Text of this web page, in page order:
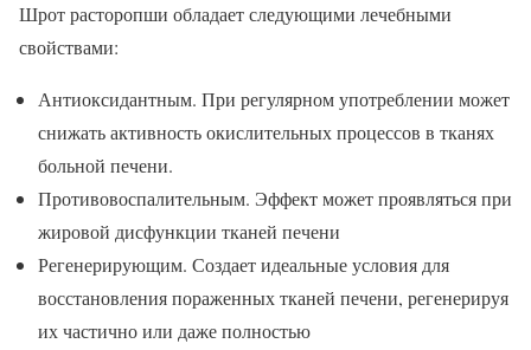
Шрот расторопши обладает следующими лечебными
свойствами:
Антиоксидантным. При регулярном употреблении может
снижать активность окислительных процессов в тканях
больной печени.
Противовоспалительным. Эффект может проявляться при
жировой дисфункции тканей печени
Регенерирующим. Создает идеальные условия для
восстановления пораженных тканей печени, регенерируя
их частично или даже полностью